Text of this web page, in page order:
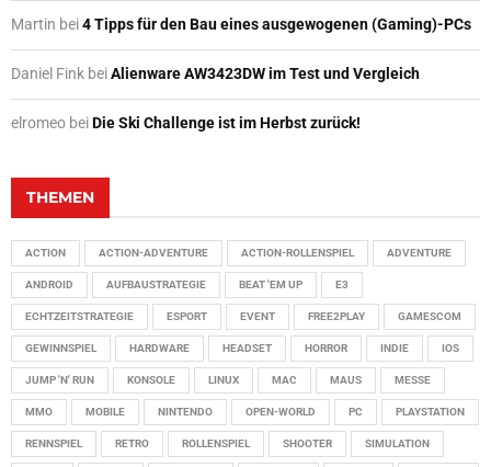
Martin bei4 Tipps für den Bau eines ausgewogenen (Gaming)-PCs
Daniel Fink beiAlienware AW3423DW im Test und Vergleich
elromeo beiDie Ski Challenge ist im Herbst zurück!
THEMEN
ACTION ACTION-ADVENTURE ACTION-ROLLENSPIEL ADVENTURE
ANDROID AUFBAUSTRATEGIE BEAT 'EM UP E3
ECHTZEITSTRATEGIE ESPORT EVENT FREE2PLAY GAMESCOM
GEWINNSPIEL HARDWARE HEADSET HORROR INDIE IOS
JUMP 'N' RUN KONSOLE LINUX MAC MAUS MESSE
MMO MOBILE NINTENDO OPEN-WORLD PC PLAYSTATION
RENNSPIEL RETRO ROLLENSPIEL SHOOTER SIMULATION